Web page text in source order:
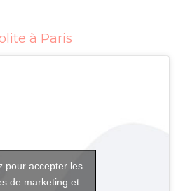
à Paris
pour accepter les
de marketing et